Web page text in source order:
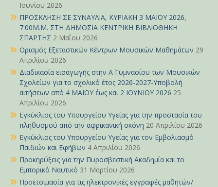
Ιουνίου 2026
ΠΡΟΣΚΛΗΣΗ ΣΕ ΣΥΝΑΥΛΙΑ, ΚΥΡΙΑΚΗ 3 ΜΑΪΟΥ 2026,
7:00Μ.Μ. ΣΤΗ ΔΗΜΟΣΙΑ ΚΕΝΤΡΙΚΗ ΒΙΒΛΙΟΘΗΚΗ
ΣΠΑΡΤΗΣ 2 Μαΐου 2026
Ορισμός Εξεταστικών Κέντρων Μουσικών Μαθημάτων 29
Απριλίου 2026
Διαδικασία εισαγωγής στην Α΄ Γυμνασίου των Μουσικών
Σχολείων για το σχολικό έτος 2026-2027-Υποβολή
αιτήσεων από 4 ΜΑΪΟΥ έως και 2 ΙΟΥΝΙΟΥ 2026 25
Απριλίου 2026
Εγκύκλιος του Υπουργείου Υγείας για την προστασία του
πληθυσμού από την αφρικανική σκόνη 20 Απριλίου 2026
Εγκύκλιος του Υπουργείου Υγείας για τον Εμβολιασμό
Παιδιών και Εφήβων 4 Απριλίου 2026
Προκηρύξεις για την Πυροσβεστική Ακαδημία και το
Εμπορικό Ναυτικό 31 Μαρτίου 2026
Προετοιμασία για τις ηλεκτρονικές εγγραφές μαθητών/